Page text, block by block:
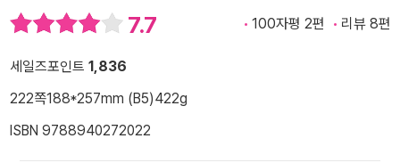
7.7 100자평 2편 리뷰 8편
세일즈포인트 1,836
222쪽188*257mm (B5)422g
ISBN 9788940272022